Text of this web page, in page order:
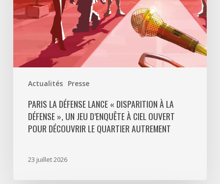
Actualités Presse
un
jeu
d’enquête
à
ciel
découvrir
quartier
PARIS LA DÉFENSE LANCE « DISPARITION À LA
DÉFENSE », UN JEU D’ENQUÊTE À CIEL OUVERT
POUR DÉCOUVRIR LE QUARTIER AUTREMENT
23 juillet 2026